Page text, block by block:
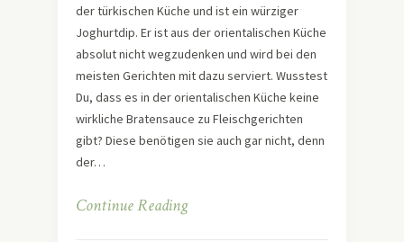
der türkischen Küche und ist ein würziger
Joghurtdip. Er ist aus der orientalischen Küche
absolut nicht wegzudenken und wird bei den
meisten Gerichten mit dazu serviert. Wusstest
Du, dass es in der orientalischen Küche keine
wirkliche Bratensauce zu Fleischgerichten
gibt? Diese benötigen sie auch gar nicht, denn
der…
Continue Reading